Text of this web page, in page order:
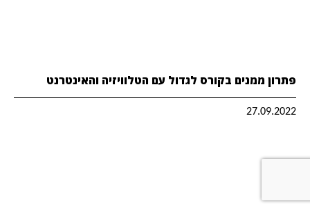
פתרון ממנים בקורס לגדול עם הטלוויזיה והאינטרנט
27.09.2022